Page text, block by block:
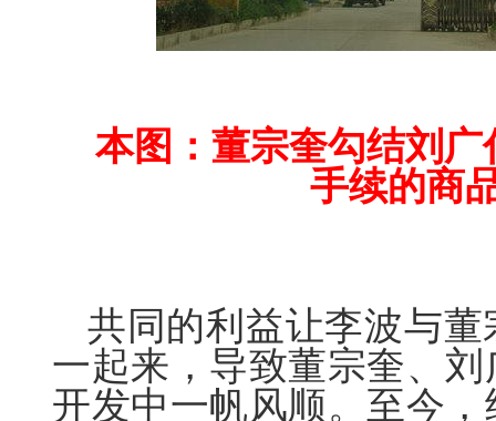
本图：董宗奎勾结刘
手续的商
共同的利益让李波与董
一起来，导致董宗奎、刘
开发中一帆风顺。至今